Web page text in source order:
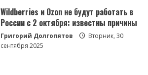
Wildberries и Ozon не будут работать в
России с 2 октября: известны причины
Григорий Долгопятов
Вторник, 30
сентября 2025